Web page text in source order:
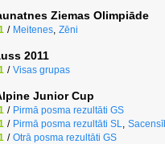
Ziemas Olimpiāde
/ Meitenes, Zēni
2011
/ Visas grupas
Junior Cup
/ Pirmā posma rezultāti GS
/ Pirmā posma rezultāti SL
/ Otrā posma rezultāti GS